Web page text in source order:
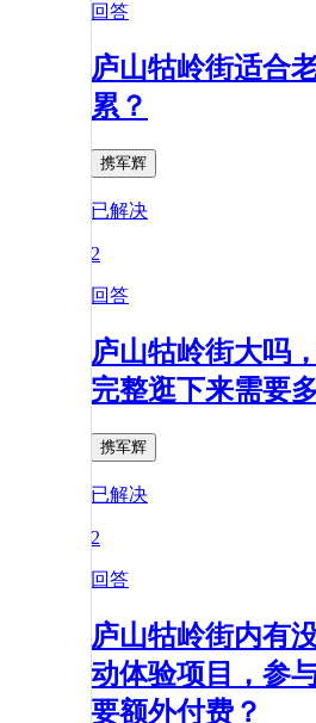
回答
庐山牯岭街适合
累？
携军辉
已解决
2
回答
庐山牯岭街大吗
完整逛下来需要
携军辉
已解决
2
回答
庐山牯岭街内有
动体验项目，参
要额外付费？